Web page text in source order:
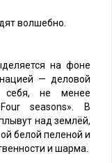
волшебно.
на фоне
— деловой
себя, не менее
seasons». В
над землёй,
белой пеленой и
и шарма.